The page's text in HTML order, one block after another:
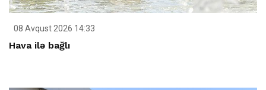
08 Avqust 2026 14:33
Hava ilə bağlı